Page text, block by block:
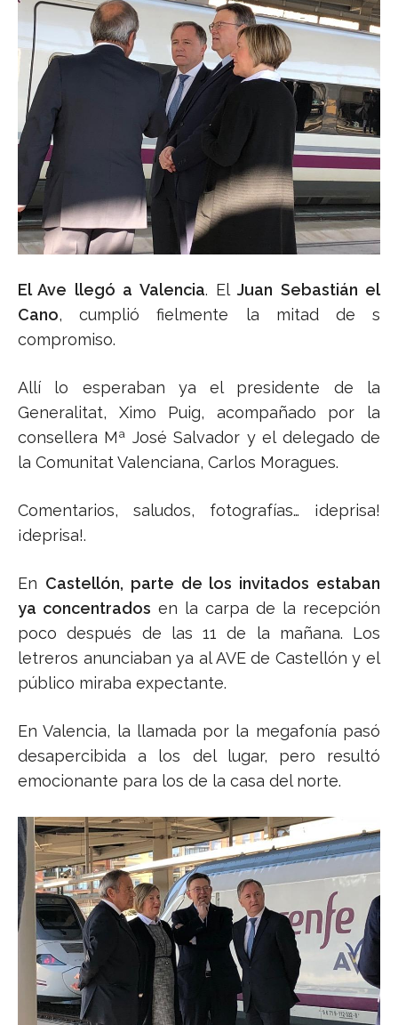
El Ave llegó a Valencia. ElJuan Sebastián el
Cano, cumplió fielmente la mitad de s
compromiso.
Allí lo esperaban ya el presidente de la
Generalitat, Ximo Puig, acompañado por la
consellera Mª José Salvador y el delegado de
la Comunitat Valenciana, Carlos Moragues.
Comentarios, saludos, fotografías… ¡deprisa!
¡deprisa!.
En Castellón, parte de los invitados estaban
ya concentrados en la carpa de la recepción
poco después de las 11 de la mañana. Los
letreros anunciaban ya al AVE de Castellón y el
público miraba expectante.
En Valencia, la llamada por la megafonía pasó
desapercibida a los del lugar, pero resultó
emocionante para los de la casa del norte.